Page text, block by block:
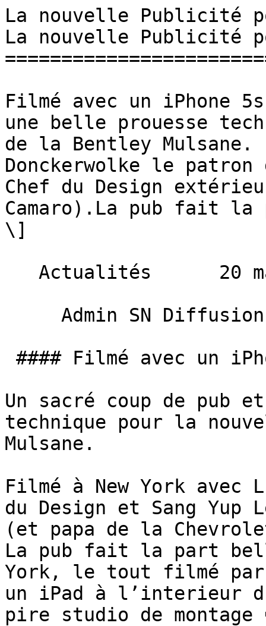
La nouvelle Publicité
La nouvelle Publicité
Filmé avec un iPhone
une belle prouesse
de la Bentley Mulsane.
Donckerwolke le patron
Chef du Design
Camaro).La pub fait
\]
Un sacré coup de pub
technique pour la
Mulsane.
Filmé à New York avec
du Design et Sang Yup
(et papa de la
La pub fait la part
York, le tout filmé par
un iPad à l’interieur
pire studio de montage